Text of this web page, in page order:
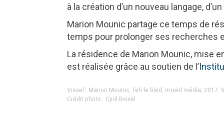
à la création d’un nouveau langage,
Marion Mounic partage ce temps de
temps pour prolonger ses recherches
La résidence de Marion Mounic, mise
est réalisée grâce au soutien de l’
Visuel : Marion Mounic, Teh le bled, mixed média, 2017.
Crédit photo : Cyril Boixel.